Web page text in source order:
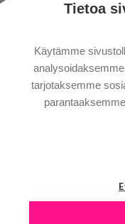
Tietoa
Käytämme
tarjotaksemme